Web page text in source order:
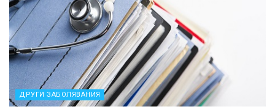
ДРУГИ ЗАБОЛЯВАНИЯ